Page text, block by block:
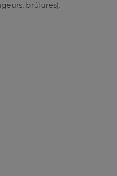
brûlures).